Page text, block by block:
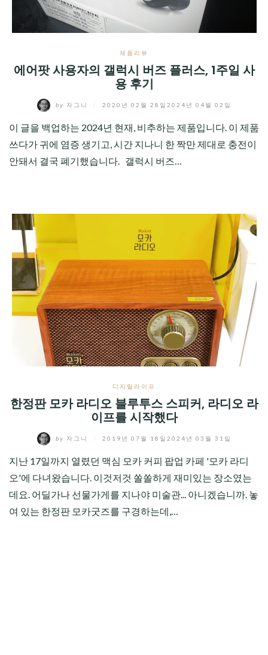
제품리뷰
에어팟 사용자의 갤럭시 버즈 플러스, 1주일 사
용 후기
by 자그니 2020년 02월 28일 2024년 04월 02일
이 글을 백업하는 2024년 현재, 비추하는 제품입니다. 이 제품
쓰다가 귀에 염증 생기고, 시간 지나니 한 짝만 제대로 충전이
안돼서 결국 폐기했습니다. 갤럭시 버즈…
디지털라이프
한정판 모카 라디오 블루투스 스피커, 라디오 라
이프를 시작했다
by 자그니 2019년 07월 18일 2024년 03월 31일
지난 17일까지 열렸던 맥심 모카 커피 팝업 카페 '모카 라디
오'에 다녀왔습니다. 이것저것 쏠쏠하게 재미있는 장소였는
데요. 어딜가나 선물가게를 지나야 미술관... 아니겠습니까. 놓
여 있는 한정판 모카굿즈를 구경하는데,…